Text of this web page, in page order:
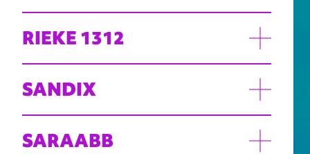
RIEKE 1312
SANDIX
SARAABB